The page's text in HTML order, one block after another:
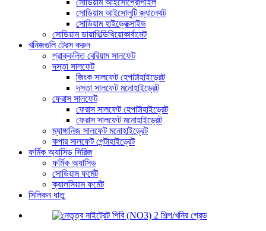
সোডিয়াম আইসোলুটি জ্যান্থেট
সোডিয়াম হাইড্রোক্সাইড
সোডিয়াম ডায়াথিল্ডিথিয়োকার্বামেট
খনিজগুলি ট্রেস করুন
প্রাক্কলিত বেরিয়াম সালফেট
দস্তা সালফেট
জিংক সালফেট হেপাটাহাইড্রেট
দস্তা সালফেট মনোহাইড্রেট
ফেরাস সালফেট
ফেরাস সালফেট হেপাটাহাইড্রেট
ফেরাস সালফেট মনোহাইড্রেট
ম্যাঙ্গানিজ সালফেট মনোহাইড্রেট
কপার সালফেট পেন্টাহাইড্রেট
ফর্মিক অ্যাসিড সিরিজ
ফর্মিক অ্যাসিড
সোডিয়াম ফর্মেট
ক্যালসিয়াম ফর্মেট
সিলিকন ধাতু